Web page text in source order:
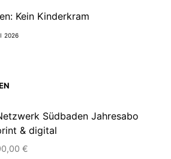
Kein Kinderkram
2026
Südbaden Jahresabo
& digital
€